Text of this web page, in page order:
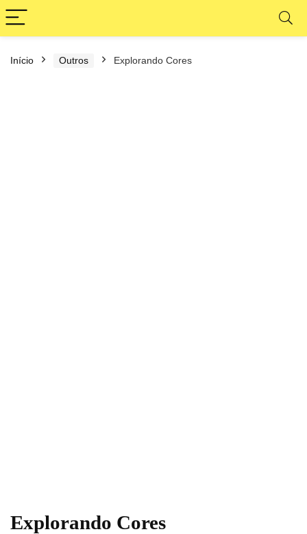
Início Outros Explorando Cores
Explorando Cores